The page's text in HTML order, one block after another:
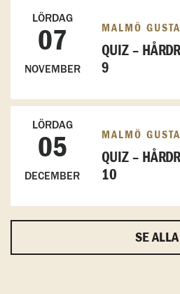
LÖRDAG
07
NOVEMBER
MALMÖ
QUIZ –
9
LÖRDAG
05
DECEMBER
MALMÖ
QUIZ –
10
SE ALLA